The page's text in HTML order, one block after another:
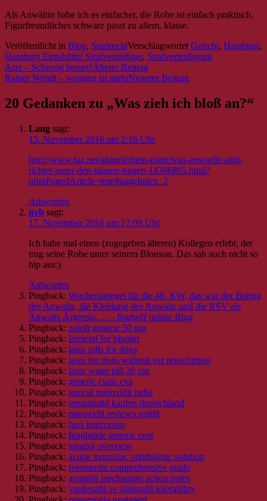
Als Anwältin habe ich es einfacher, die Robe ist einfach praktisch.
Figurfreundliches schwarz passt zu allem, klasse.
Veröffentlicht in Blog, StrafrechtVerschlagwortet Gericht, Hamburg,
Hamburg Eimsbüttel Strafverteidiger, Strafverteidigung
Beitrags-
Navigation
Arzt – Schweig besser!
Rainer Wendt – weniger ist mehr
20 Gedanken zu „Was zieh ich bloß an?“
Lang sagt:
15. November 2016 um 2:16 Uhr
http://www.faz.net/aktuell/rhein-main/was-anwaelte-und-
richter-unter-den-talaren-tragen-14386895.html?
printPagedArticle=true#pageIndex_2
Antworten
nvb sagt:
17. November 2016 um 17:09 Uhr
Ich habe mal einen (zugegeben älteren) Kollegen erlebt, der
trug seine Robe unter seinem Blouson. Das sah auch nicht so
hip aus:)
Antworten
Pingback: Wochenspiegel für die 46. KW, das war der Betrug
des Anwalts, die Kleidung des Anwalts und die RSV als
Anwalts Ärgernis…. – Burhoff online Blog
Pingback: zoloft generic 50 mg
Pingback: lamictal for bipolar
Pingback: lasix pills for dogs
Pingback: lasix for dogs without vet prescription
Pingback: lasix water pill 20 mg
Pingback: generic cialis cvs
Pingback: topical minoxidil india
Pingback: semaglutid kaufen deutschland
Pingback: minoxidil reviews reddit
Pingback: hers bupropion
Pingback: liraglutide generic cost
Pingback: toradol overview
Pingback: acular ketorolac ophthalmic solution
Pingback: ivermectin comprehensive guide
Pingback: avanafil mechanism action notes
Pingback: vardenafil vs sildenafil tolerability